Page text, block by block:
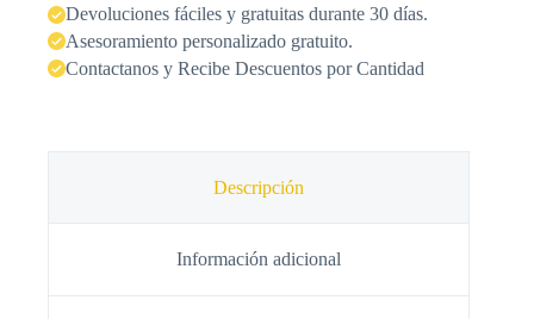
Devoluciones fáciles y gratuitas durante 30 días.
Asesoramiento personalizado gratuito.
Contactanos y Recibe Descuentos por Cantidad
Descripción
Información adicional